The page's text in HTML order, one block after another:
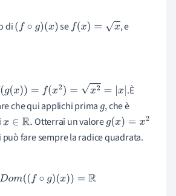
di(f∘ g)(x) sef(x)=x
, e
(x2)=x2 =|x |
.È
che qui applichi primag, che è
x∈R . Otterrai un valoreg(x)= x2
fare sempre la radice quadrata.
Dom((f∘g)(x))= R